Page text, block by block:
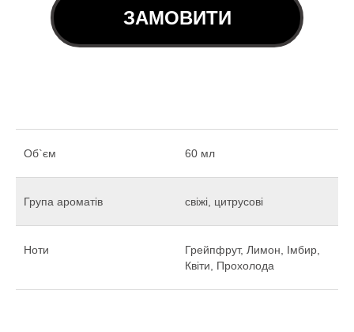
ЗАМОВИТИ
Об`єм 60 мл
Група ароматів свіжі, цитрусові
Ноти
Грейпфрут, Лимон, Імбир,
Квіти, Прохолода